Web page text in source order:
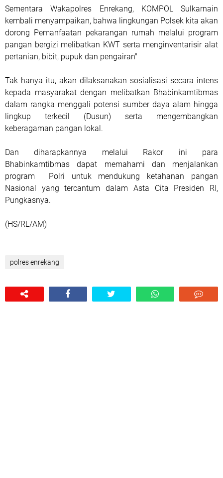
Sementara Wakapolres Enrekang, KOMPOL Sulkarnain
kembali menyampaikan, bahwa lingkungan Polsek kita akan
dorong Pemanfaatan pekarangan rumah melalui program
pangan bergizi melibatkan KWT serta menginventarisir alat
pertanian, bibit, pupuk dan pengairan"
Tak hanya itu, akan dilaksanakan sosialisasi secara intens
kepada masyarakat dengan melibatkan Bhabinkamtibmas
dalam rangka menggali potensi sumber daya alam hingga
lingkup terkecil (Dusun) serta mengembangkan
keberagaman pangan lokal.
Dan diharapkannya melalui Rakor ini para
Bhabinkamtibmas dapat memahami dan menjalankan
program Polri untuk mendukung ketahanan pangan
Nasional yang tercantum dalam Asta Cita Presiden RI,
Pungkasnya.
(HS/RL/AM)
polres enrekang